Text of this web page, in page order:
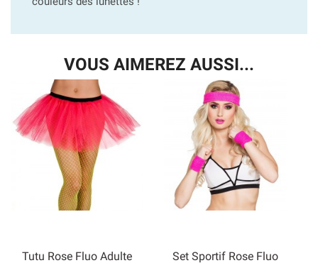
VOUS AIMEREZ AUSSI...
Tutu Rose Fluo Adulte Set Sportif Rose Fluo